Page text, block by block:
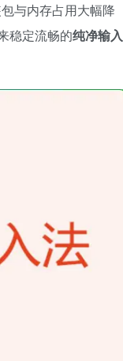
与内存占用大幅降
稳定流畅的纯净输入